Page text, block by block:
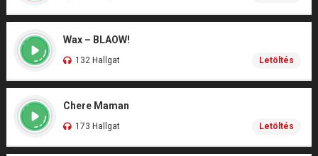
Wax – BLAOW!
132 Hallgat Letöltés
Chere Maman
173 Hallgat Letöltés